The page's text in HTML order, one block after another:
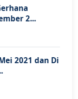
2...
2021 dan Di